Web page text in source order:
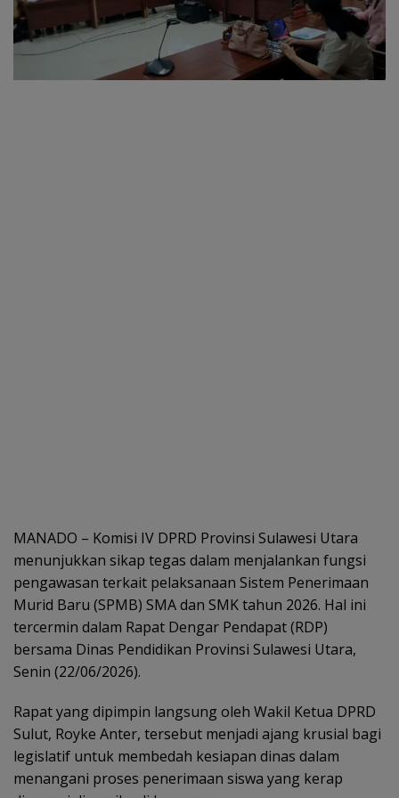
MANADO – Komisi IV DPRD Provinsi Sulawesi Utara
menunjukkan sikap tegas dalam menjalankan fungsi
pengawasan terkait pelaksanaan Sistem Penerimaan
Murid Baru (SPMB) SMA dan SMK tahun 2026. Hal ini
tercermin dalam Rapat Dengar Pendapat (RDP)
bersama Dinas Pendidikan Provinsi Sulawesi Utara,
Senin (22/06/2026).
Rapat yang dipimpin langsung oleh Wakil Ketua DPRD
Sulut, Royke Anter, tersebut menjadi ajang krusial bagi
legislatif untuk membedah kesiapan dinas dalam
menangani proses penerimaan siswa yang kerap